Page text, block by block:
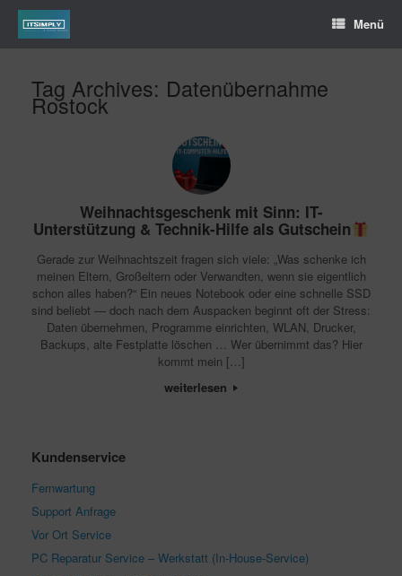
Menü
Tag Archives: Datenübernahme
Rostock
Weihnachtsgeschenk mit Sinn: IT-
Unterstützung & Technik-Hilfe als Gutschein
Gerade zur Weihnachtszeit fragen sich viele: „Was schenke ich
meinen Eltern, Großeltern oder Verwandten, wenn sie eigentlich
schon alles haben?“ Ein neues Notebook oder eine schnelle SSD
sind beliebt — doch nach dem Auspacken beginnt oft der Stress:
Daten übernehmen, Programme einrichten, WLAN, Drucker,
Backups, alte Festplatte löschen … Wer übernimmt das? Hier
kommt mein […]
weiterlesen
Kundenservice
Fernwartung
Support Anfrage
Vor Ort Service
PC Reparatur Service – Werkstatt (In-House-Service)